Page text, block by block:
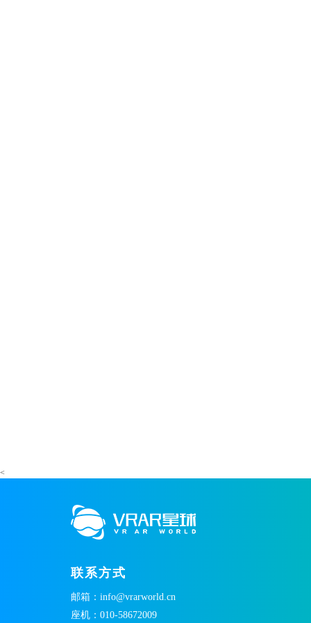
<
联系方式
邮箱：info@vrarworld.cn
座机：010-58672009